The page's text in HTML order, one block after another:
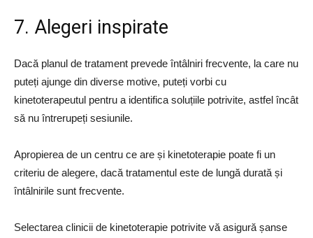
7. Alegeri inspirate
Dacă planul de tratament prevede întâlniri frecvente, la care nu
puteți ajunge din diverse motive, puteți vorbi cu
kinetoterapeutul pentru a identifica soluțiile potrivite, astfel încât
să nu întrerupeți sesiunile.
Apropierea de un centru ce are și kinetoterapie poate fi un
criteriu de alegere, dacă tratamentul este de lungă durată și
întâlnirile sunt frecvente.
Selectarea clinicii de kinetoterapie potrivite vă asigură șanse